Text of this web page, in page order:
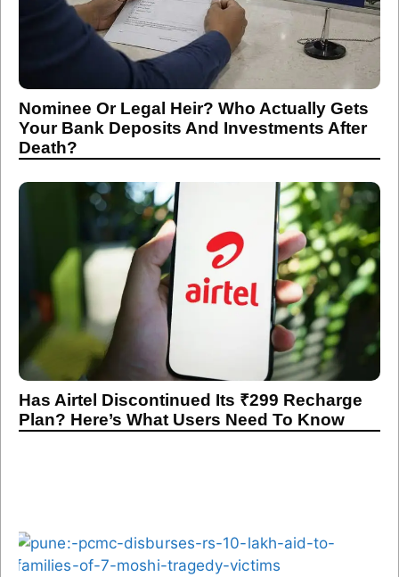
Nominee Or Legal Heir? Who Actually Gets
Your Bank Deposits And Investments After
Death?
Has Airtel Discontinued Its ₹299 Recharge
Plan? Here’s What Users Need To Know